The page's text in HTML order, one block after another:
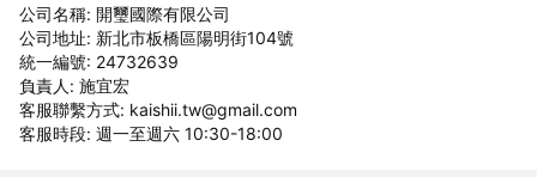
公司名稱: 開璽國際有限公司
公司地址: 新北市板橋區陽明街104號
統一編號: 24732639
負責人: 施宜宏
客服聯繫方式: kaishii.tw@gmail.com
客服時段: 週一至週六 10:30-18:00